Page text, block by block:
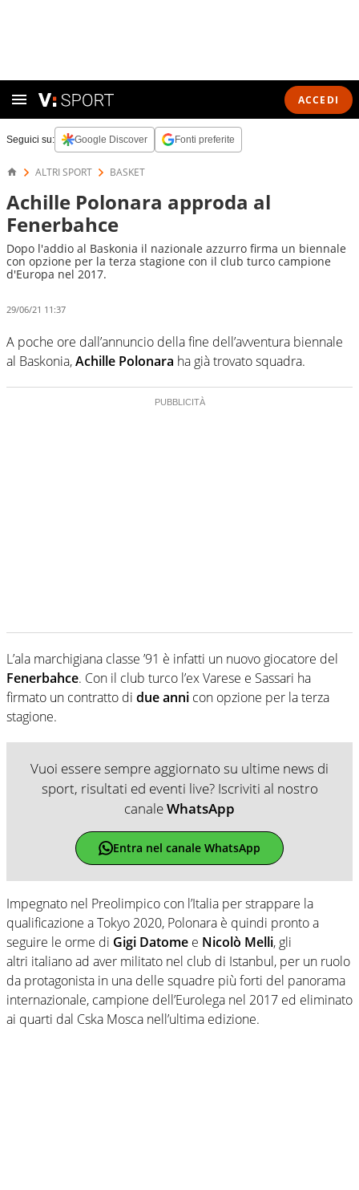
ACCEDI
Seguici su: Google Discover Fonti preferite
ALTRI SPORT BASKET
Achille Polonara approda al
Fenerbahce
Dopo l'addio al Baskonia il nazionale azzurro firma un biennale
con opzione per la terza stagione con il club turco campione
d'Europa nel 2017.
29/06/21 11:37
A poche ore dall’annuncio della fine dell’avventura biennale
al Baskonia,Achille Polonara ha già trovato squadra.
L’ala marchigiana classe ’91 è infatti un nuovo giocatore del
Fenerbahce. Con il club turco l’ex Varese e Sassari ha
firmato un contratto di due anni con opzione per la terza
stagione.
Vuoi essere sempre aggiornato su ultime news di
sport, risultati ed eventi live? Iscriviti al nostro
canaleWhatsApp
Entra nel canale WhatsApp
Impegnato nel Preolimpico con l’Italia per strappare la
qualificazione a Tokyo 2020, Polonara è quindi pronto a
seguire le orme di Gigi Datome e Nicolò Melli, gli
altri italiano ad aver militato nel club di Istanbul, per un ruolo
da protagonista in una delle squadre più forti del panorama
internazionale, campione dell’Eurolega nel 2017 ed eliminato
ai quarti dal Cska Mosca nell’ultima edizione.